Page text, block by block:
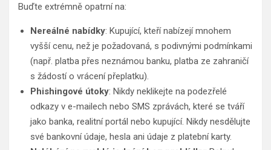
Buďte extrémně opatrní na:
Nereálné nabídky: Kupující, kteří nabízejí mnohem
vyšší cenu, než je požadovaná, s podivnými podmínkami
(např. platba přes neznámou banku, platba ze zahraničí
s žádostí o vrácení přeplatku).
Phishingové útoky: Nikdy neklikejte na podezřelé
odkazy v e-mailech nebo SMS zprávách, které se tváří
jako banka, realitní portál nebo kupující. Nikdy nesdělujte
své bankovní údaje, hesla ani údaje z platební karty.